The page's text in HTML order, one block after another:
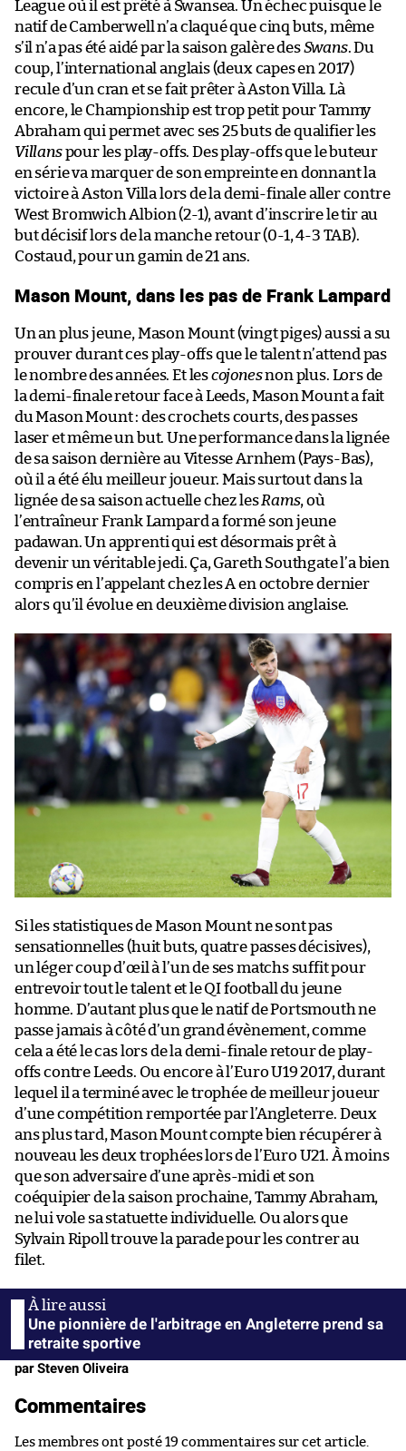
League où il est prêté à Swansea. Un échec puisque le
natif de Camberwell n’a claqué que cinq buts, même
s’il n’a pas été aidé par la saison galère desSwans. Du
coup, l’international anglais (deux capes en 2017)
recule d’un cran et se fait prêter à Aston Villa. Là
encore, le Championship est trop petit pour Tammy
Abraham qui permet avec ses 25 buts de qualifier les
Villanspour les play-offs. Des play-offs que le buteur
en série va marquer de son empreinte en donnant la
victoire à Aston Villa lors de la demi-finale aller contre
West Bromwich Albion (2-1), avant d’inscrire le tir au
but décisif lors de la manche retour (0-1, 4-3 TAB).
Costaud, pour un gamin de 21 ans.
Mason Mount, dans les pas de Frank Lampard
Un an plus jeune, Mason Mount (vingt piges) aussi a su
prouver durant ces play-offs que le talent n’attend pas
le nombre des années. Et lescojonesnon plus. Lors de
la demi-finale retour face à Leeds, Mason Mount a fait
du Mason Mount : des crochets courts, des passes
laser et même un but. Une performance dans la lignée
de sa saison dernière au Vitesse Arnhem (Pays-Bas),
où il a été élu meilleur joueur. Mais surtout dans la
lignée de sa saison actuelle chez lesRams, où
l’entraîneur Frank Lampard a formé son jeune
padawan. Un apprenti qui est désormais prêt à
devenir un véritable jedi. Ça, Gareth Southgate l’a bien
compris en l’appelant chez les A en octobre dernier
alors qu’il évolue en deuxième division anglaise.
Si les statistiques de Mason Mount ne sont pas
sensationnelles (huit buts, quatre passes décisives),
un léger coup d’œil à l’un de ses matchs suffit pour
entrevoir tout le talent et le QI football du jeune
homme. D’autant plus que le natif de Portsmouth ne
passe jamais à côté d’un grand évènement, comme
cela a été le cas lors de la demi-finale retour de play-
offs contre Leeds. Ou encore à l’Euro U19 2017, durant
lequel il a terminé avec le trophée de meilleur joueur
d’une compétition remportée par l’Angleterre. Deux
ans plus tard, Mason Mount compte bien récupérer à
nouveau les deux trophées lors de l’Euro U21. À moins
que son adversaire d’une après-midi et son
coéquipier de la saison prochaine, Tammy Abraham,
ne lui vole sa statuette individuelle. Ou alors que
Sylvain Ripoll trouve la parade pour les contrer au
filet.
Une pionnière de l'arbitrage en Angleterre prend sa
retraite sportive
par Steven Oliveira
Commentaires
Les membres ont posté 19 commentaires sur cet article.